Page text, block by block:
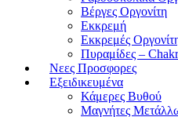
Βέργες Οργονίτη
Εκκρεμή
Εκκρεμές
Πυραμίδες –
Νεες Προσφορες
Εξειδικευμένα
Κάμερες Βυθού
Μαγνήτες